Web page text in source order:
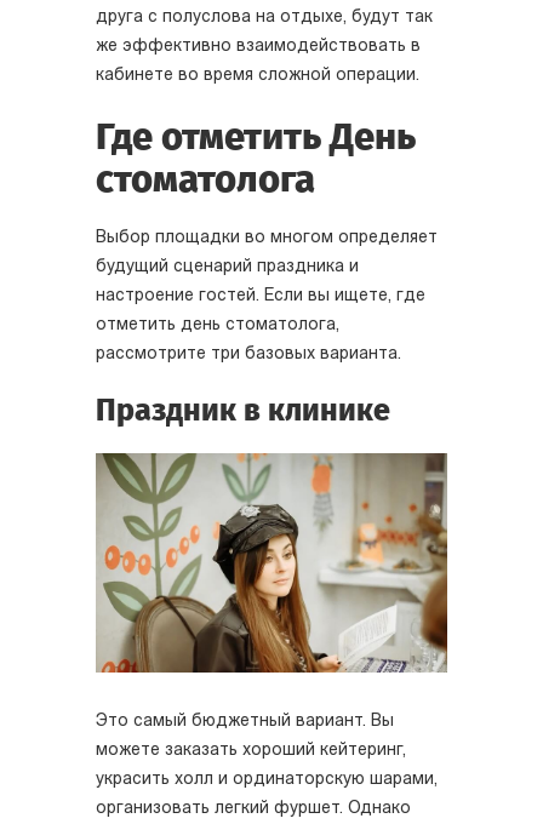
друга с полуслова на отдыхе, будут так
же эффективно взаимодействовать в
кабинете во время сложной операции.
Где отметить День
стоматолога
Выбор площадки во многом определяет
будущий сценарий праздника и
настроение гостей. Если вы ищете, где
отметить день стоматолога,
рассмотрите три базовых варианта.
Праздник в клинике
Это самый бюджетный вариант. Вы
можете заказать хороший кейтеринг,
украсить холл и ординаторскую шарами,
организовать легкий фуршет. Однако